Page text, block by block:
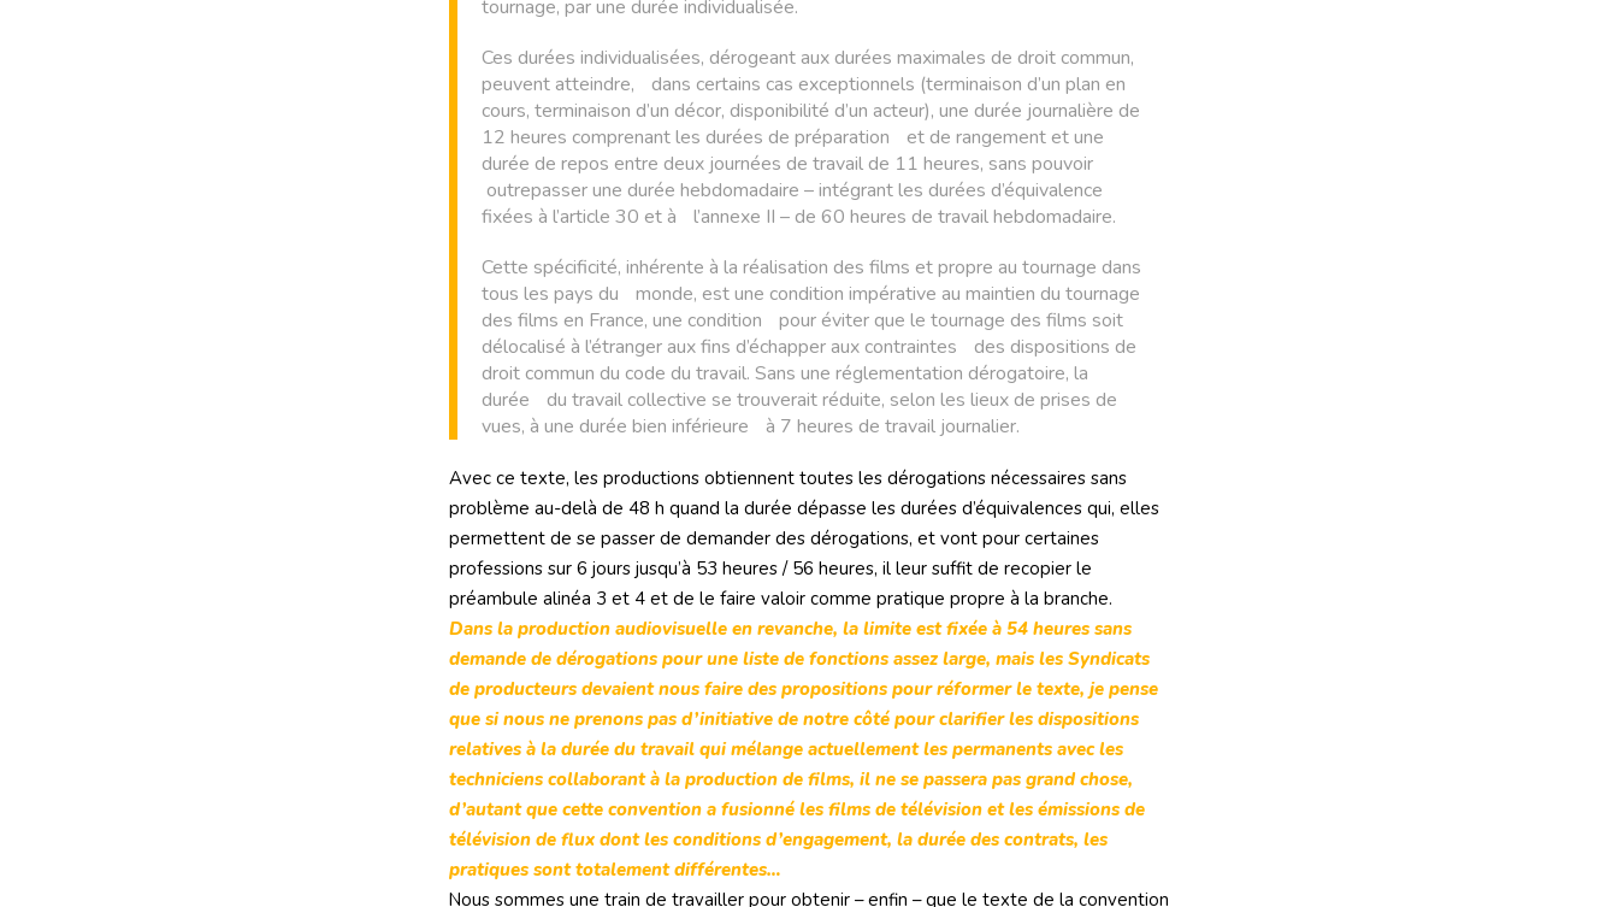
tournage, par une durée individualisée.
Ces durées individualisées, dérogeant aux durées maximales de droit commun,
peuvent atteindre, dans certains cas exceptionnels (terminaison d’un plan en
cours, terminaison d’un décor, disponibilité d’un acteur), une durée journalière de
12 heures comprenant les durées de préparation et de rangement et une
durée de repos entre deux journées de travail de 11 heures, sans pouvoir
outrepasser une durée hebdomadaire – intégrant les durées d’équivalence
fixées à l’article 30 et à l’annexe II – de 60 heures de travail hebdomadaire.
Cette spécificité, inhérente à la réalisation des films et propre au tournage dans
tous les pays du monde, est une condition impérative au maintien du tournage
des films en France, une condition pour éviter que le tournage des films soit
délocalisé à l’étranger aux fins d’échapper aux contraintes des dispositions de
droit commun du code du travail. Sans une réglementation dérogatoire, la
durée du travail collective se trouverait réduite, selon les lieux de prises de
vues, à une durée bien inférieure à 7 heures de travail journalier.
Avec ce texte, les productions obtiennent toutes les dérogations nécessaires sans
problème au-delà de 48 h quand la durée dépasse les durées d’équivalences qui, elles
permettent de se passer de demander des dérogations, et vont pour certaines
professions sur 6 jours jusqu’à 53 heures / 56 heures, il leur suffit de recopier le
préambule alinéa 3 et 4 et de le faire valoir comme pratique propre à la branche.
Dans la production audiovisuelle en revanche, la limite est fixée à 54 heures sans
demande de dérogations pour une liste de fonctions assez large, mais les Syndicats
de producteurs devaient nous faire des propositions pour réformer le texte, je pense
que si nous ne prenons pas d’initiative de notre côté pour clarifier les dispositions
relatives à la durée du travail qui mélange actuellement les permanents avec les
techniciens collaborant à la production de films, il ne se passera pas grand chose,
d’autant que cette convention a fusionné les films de télévision et les émissions de
télévision de flux dont les conditions d’engagement, la durée des contrats, les
pratiques sont totalement différentes…
Nous sommes une train de travailler pour obtenir – enfin – que le texte de la convention